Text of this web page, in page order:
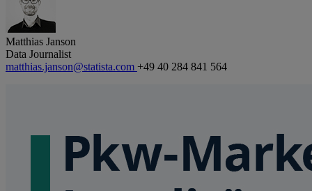
Matthias Janson
Data Journalist
matthias.janson@statista.com +49 40 284 841 564